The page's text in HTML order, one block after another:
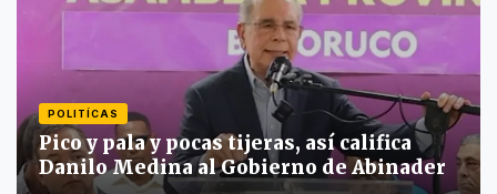
POLITÍCAS
Pico y pala y pocas tijeras, así califica
Danilo Medina al Gobierno de Abinader